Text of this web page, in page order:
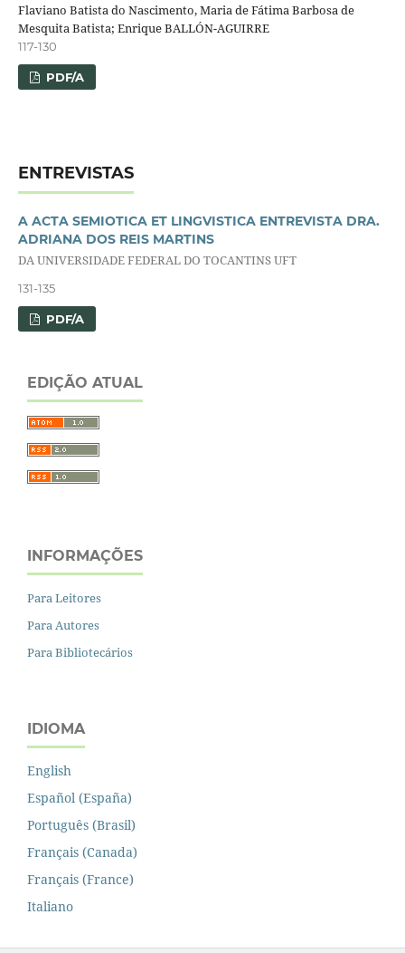
Flaviano Batista do Nascimento, Maria de Fátima Barbosa de
Mesquita Batista; Enrique BALLÓN-AGUIRRE
117-130
PDF/A
ENTREVISTAS
A ACTA SEMIOTICA ET LINGVISTICA ENTREVISTA DRA.
ADRIANA DOS REIS MARTINS
DA UNIVERSIDADE FEDERAL DO TOCANTINS UFT
131-135
PDF/A
EDIÇÃO ATUAL
INFORMAÇÕES
Para Leitores
Para Autores
Para Bibliotecários
IDIOMA
English
Español (España)
Português (Brasil)
Français (Canada)
Français (France)
Italiano